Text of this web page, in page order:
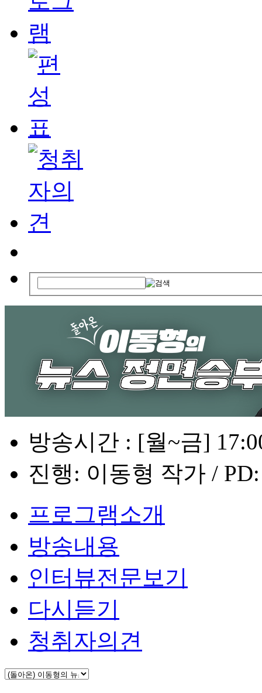
방송시간 : [월~금]
진행: 이동형 작가 /
프로그램소개
방송내용
인터뷰전문보기
다시듣기
청취자의견